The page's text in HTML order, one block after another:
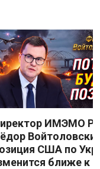
ИМЭМО
США по
ближе к